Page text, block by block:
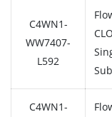
C4WN1-
WW7407-
L592
C4WN1-